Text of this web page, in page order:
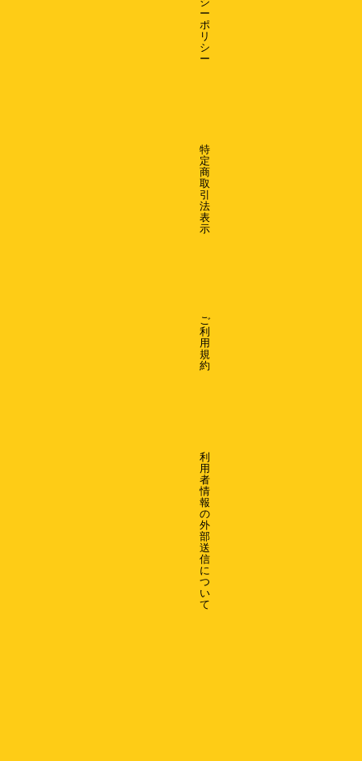
ー
ポ
リ
シ
ー
特
定
商
取
引
法
表
示
ご
利
用
規
約
利
用
者
情
報
の
外
部
送
信
に
つ
い
て